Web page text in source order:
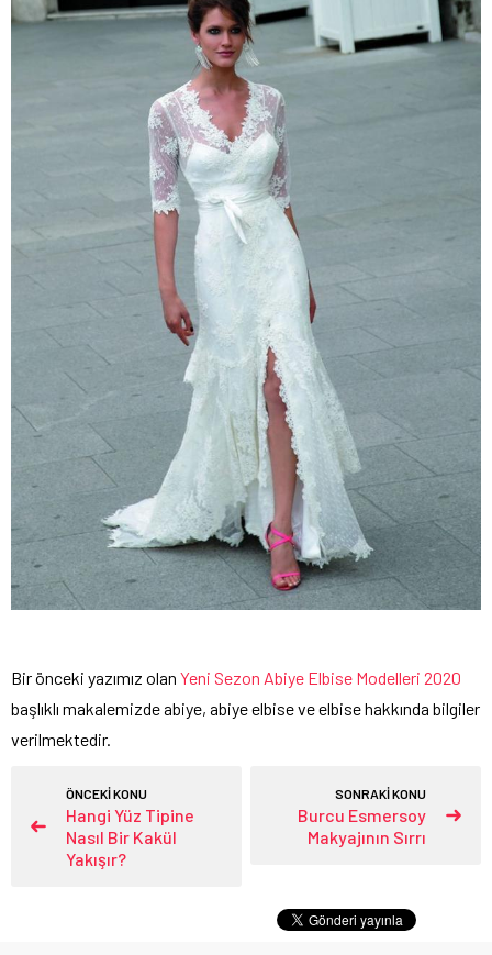
Bir önceki yazımız olan Yeni Sezon Abiye Elbise Modelleri 2020
başlıklı makalemizde abiye, abiye elbise ve elbise hakkında bilgiler
verilmektedir.
ÖNCEKİ KONU
Hangi Yüz Tipine
Nasıl Bir Kakül
Yakışır?
SONRAKİ KONU
Burcu Esmersoy
Makyajının Sırrı